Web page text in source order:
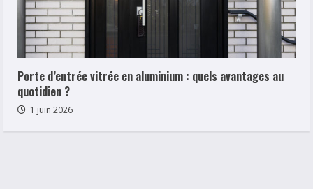
Porte d’entrée vitrée en aluminium : quels avantages au
quotidien ?
1 juin 2026